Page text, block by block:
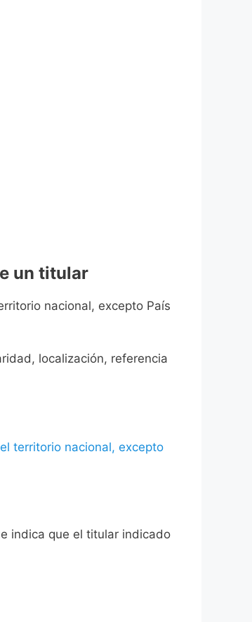
un titular
nacional, excepto País
localización, referencia
territorio nacional, excepto
indica que el titular indicado